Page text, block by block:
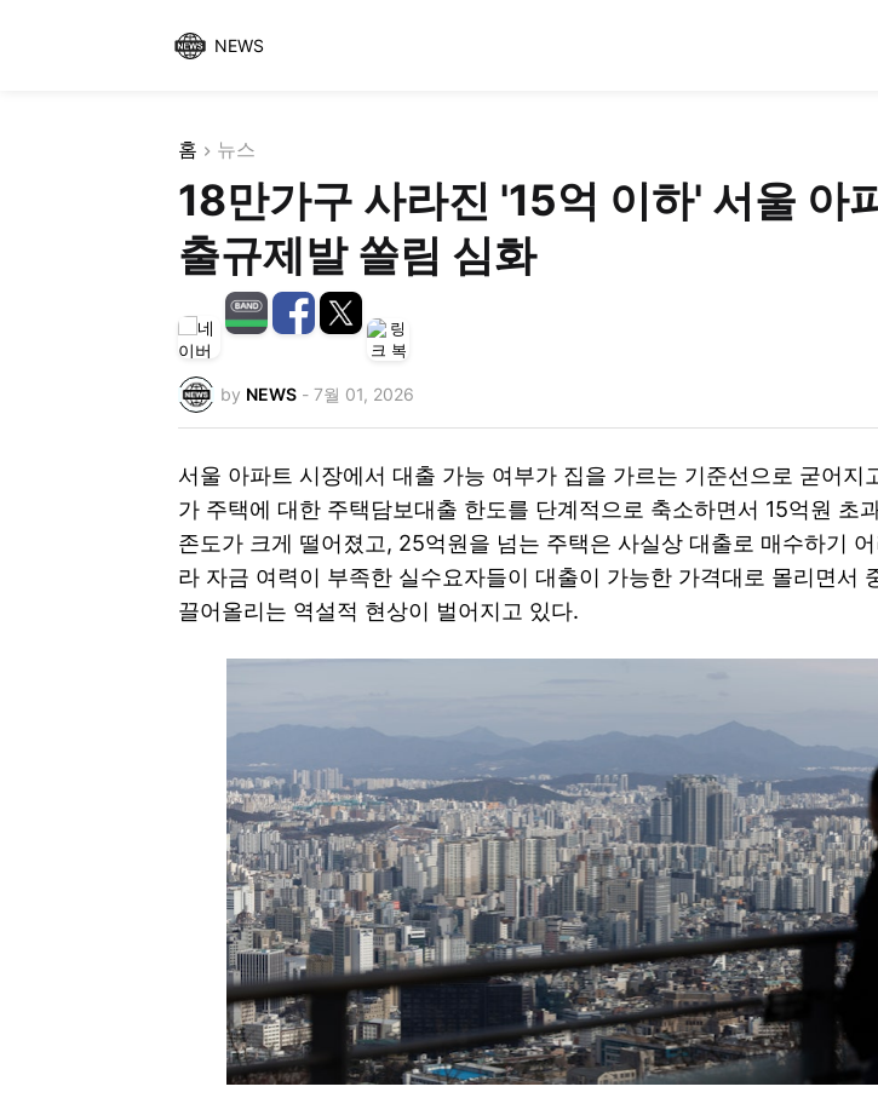
NEWS
홈 뉴스
18만가구 사라진 '15억 이하' 서울 아
출규제발 쏠림 심화
by NEWS - 7월 01, 2026
서울 아파트 시장에서 대출 가능 여부가 집을 가르는 기준선으로 굳어지
가 주택에 대한 주택담보대출 한도를 단계적으로 축소하면서 15억원 초
존도가 크게 떨어졌고, 25억원을 넘는 주택은 사실상 대출로 매수하기
라 자금 여력이 부족한 실수요자들이 대출이 가능한 가격대로 몰리면서
끌어올리는 역설적 현상이 벌어지고 있다.